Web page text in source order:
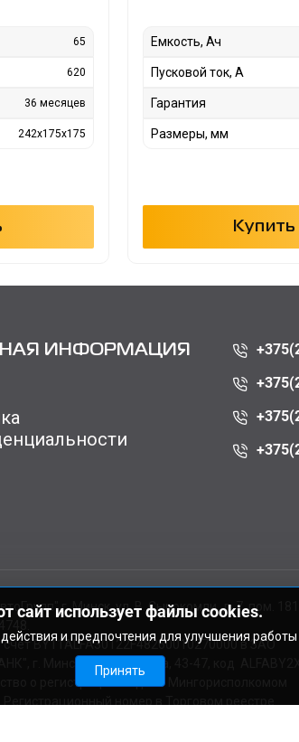
65
620
36 месяцев
242x175x175
Емкость, Ач
Пусковой ток, А
Гарантия
Размеры, мм
Купить
ИНФОРМАЦИЯ
г. Минск, ул. В. Сырокомли, д. 7, пом. 181
счет BY11ALFA30122F48260010270000 в ЗАО
г. Минск, ул. Сурганова, 43-47, код ALFABY2X
о регистрации выдано Мингорисполкомом
сайт использует файлы cookies.
и предпочтения для улучшения работы
Принять